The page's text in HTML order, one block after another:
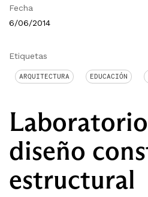
Fecha
6/06/2014
Etiquetas
ARQUITECTURA EDUCACIÓN
diseño
estructural